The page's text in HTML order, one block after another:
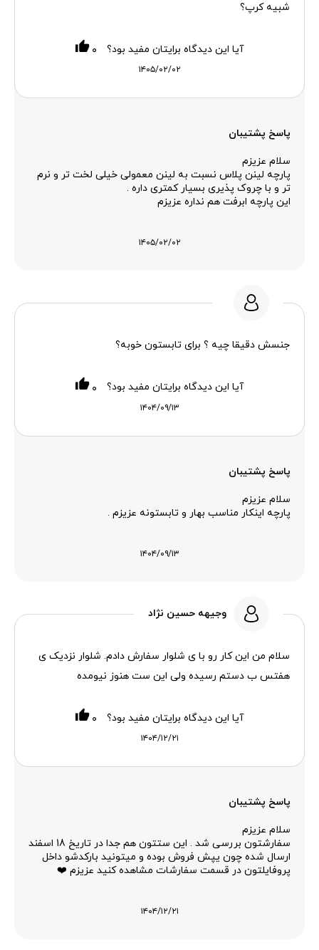
شبیه کرپ؟
۱۴۰۵/۰۲/۰۲
آیا این دیدگاه برایتان مفید بود؟ ۰
پاسخ پشتیبان
سلام عزیزم
پارچه لینن پلاس نسبت به لینن معمولی خیلی لخت تر و نرم
تر و با چروک پذیری بسیار کمتری داره .
این پارچه ابرفت هم نداره عزیزم
۱۴۰۵/۰۲/۰۲
جنسش دقیقا چیه ؟ برای تابستون خوبه؟
۱۴۰۴/۰۹/۱۳
آیا این دیدگاه برایتان مفید بود؟ ۰
پاسخ پشتیبان
سلام عزیزم
پارچه اینکار مناسب بهار و تابستونه عزیزم .
۱۴۰۴/۰۹/۱۳
وجیهه حسین نژاد
سلام من این کار رو با ی شلوار سفارش دادم. شلوار نزدیک ی
هفتس ب دستم رسیده ولی این ست هنوز نیومده
۱۴۰۴/۱۲/۲۱
آیا این دیدگاه برایتان مفید بود؟ ۰
پاسخ پشتیبان
سلام عزیزم
سفارشتون بررسی شد . این ستتون هم جدا در تاریخ 18 اسفند
ارسال شده چون یپش فروش بوده و میتونید بارکدشو داخل
پروفایلتون در قسمت سفارشات مشاهده کنید عزیزم ❤️
۱۴۰۴/۱۲/۲۱